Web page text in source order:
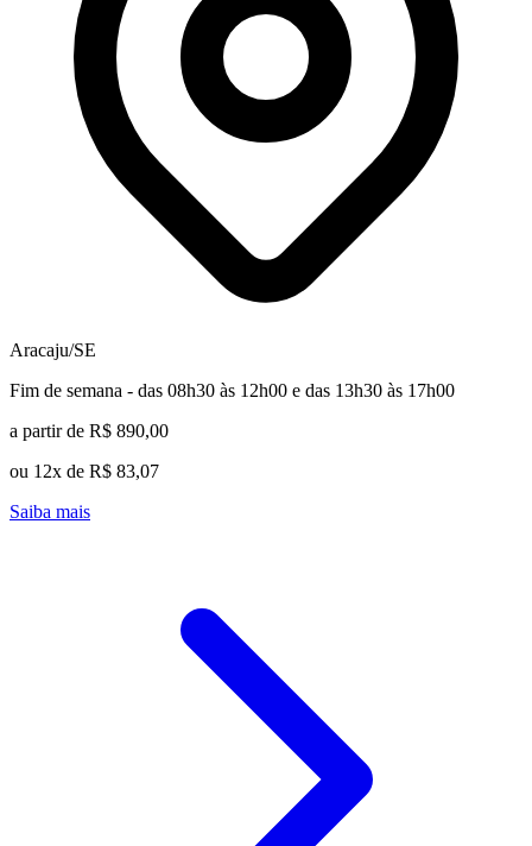
Aracaju/SE
Fim de semana - das 08h30 às 12h00 e das 13h30 às 17h00
a partir de R$ 890,00
ou 12x de R$ 83,07
Saiba mais